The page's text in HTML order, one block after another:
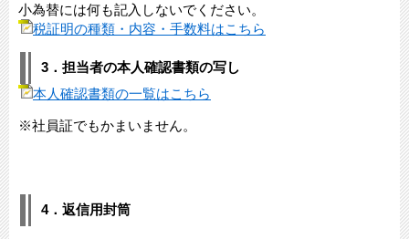
小為替には何も記入しないでください。
税証明の種類・内容・手数料はこちら
3．担当者の本人確認書類の写し
本人確認書類の一覧はこちら
※社員証でもかまいません。
4．返信用封筒